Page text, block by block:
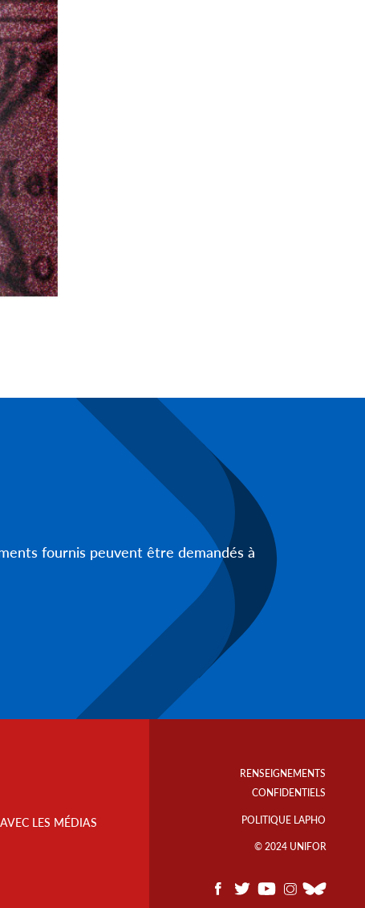
fournis peuvent être demandés à
LES MÉDIAS
RENSEIGNEMENTS
CONFIDENTIELS
POLITIQUE LAPHO
© 2024 UNIFOR